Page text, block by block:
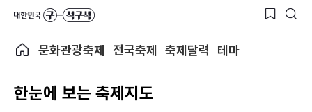
문화관광축제 전국축제 축제달력 테마
한눈에 보는 축제지도